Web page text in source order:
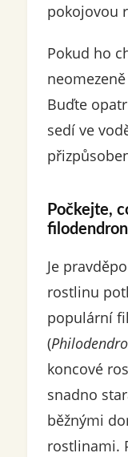
pokojovou
Pokud ho
Buďte
sedí ve
Počkejte,
Je
rostlinu
populární
(
koncové
snadno
běžnými
rostlinami.